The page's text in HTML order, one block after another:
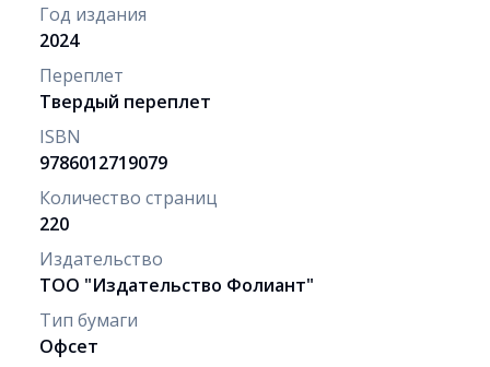
Год издания
2024
Переплет
Твердый переплет
ISBN
9786012719079
Количество страниц
220
Издательство
ТОО "Издательство Фолиант"
Тип бумаги
Офсет